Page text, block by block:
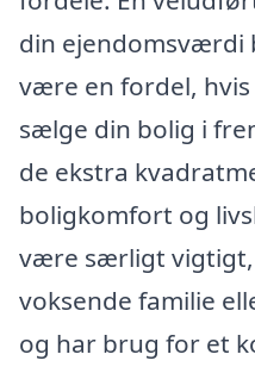
din ejendomsværdi
være en fordel,
sælge din bolig i
de ekstra
boligkomfort og
være særligt vigtigt,
voksende familie
og har brug for et